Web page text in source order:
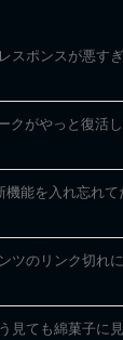
スポンスが悪す
クがやっと復活
機能を入れ忘れ
ツのリンク切れ
見ても綿菓子に